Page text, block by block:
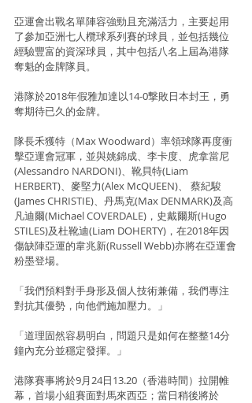
亞運會出戰名單陣容強勁且充滿活力，主要起用
了參加亞洲七人欖球系列賽的球員，並包括幾位
經驗豐富的資深球員，其中包括八名上屆為港隊
奪魁的金牌隊員。
港隊於2018年假雅加達以14-0撃敗日本封王，勇
奪期待已久的金牌。
隊長禾獲特（Max Woodward）率領球隊再度衝
擊亞運會冠軍，並與姚錦成、李卡度、虎拿當尼
(Alessandro NARDONI)、靴貝特(Liam
HERBERT)、麥堅力(Alex McQUEEN)、 蔡紀駿
(James CHRISTIE)、丹馬克(Max DENMARK)及高
凡迪爾(Michael COVERDALE)，史戴爾斯(Hugo
STILES)及杜靴迪(Liam DOHERTY)，在2018年因
傷缺陣亞運的韋兆新(Russell Webb)亦將在亞運會
粉墨登場。
「我們預料對手身形及個人技術兼備，我們專注
對抗其優勢，向他們施加壓力。」
「道理固然容易明白，問題只是如何在整整14分
鐘內充分並穩定發揮。」
港隊賽事將於9月24日13.20（香港時間）拉開帷
幕，首場小組賽面對馬來西亞；當日稍後將於